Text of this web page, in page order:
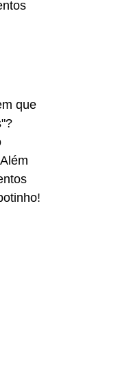
que